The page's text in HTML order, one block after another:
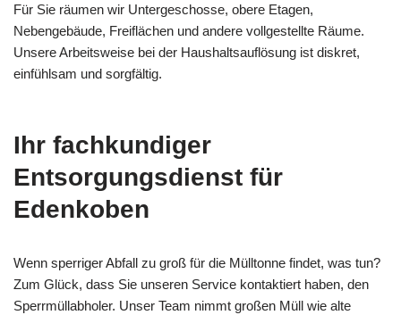
Für Sie räumen wir Untergeschosse, obere Etagen,
Nebengebäude, Freiflächen und andere vollgestellte Räume.
Unsere Arbeitsweise bei der Haushaltsauflösung ist diskret,
einfühlsam und sorgfältig.
Ihr fachkundiger
Entsorgungsdienst für
Edenkoben
Wenn sperriger Abfall zu groß für die Mülltonne findet, was tun?
Zum Glück, dass Sie unseren Service kontaktiert haben, den
Sperrmüllabholer. Unser Team nimmt großen Müll wie alte